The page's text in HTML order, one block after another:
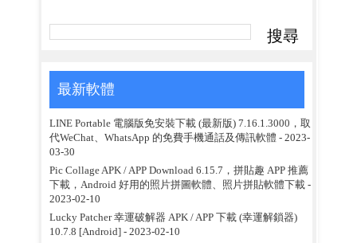
最新軟體
LINE Portable 電腦版免安裝下載 (最新版) 7.16.1.3000，取
代WeChat、WhatsApp 的免費手機通話及傳訊軟體 - 2023-
03-30
Pic Collage APK / APP Download 6.15.7，拼貼趣 APP 推薦
下載，Android 好用的照片拼圖軟體、照片拼貼軟體下載-
2023-02-10
Lucky Patcher 幸運破解器 APK / APP 下載 (幸運解鎖器)
10.7.8 [Android] - 2023-02-10